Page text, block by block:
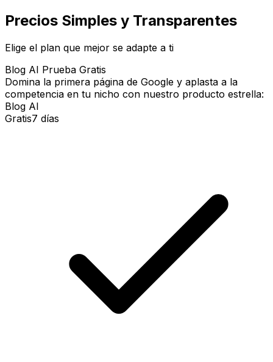
Precios Simples y Transparentes
Elige el plan que mejor se adapte a ti
Blog AI Prueba Gratis
Domina la primera página de Google y aplasta a la
competencia en tu nicho con nuestro producto estrella:
Blog AI
Gratis7 días